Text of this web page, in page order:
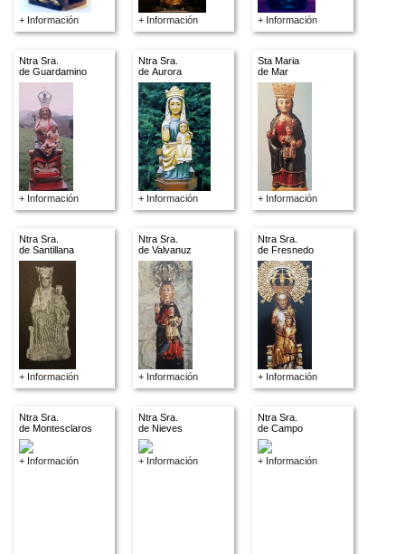
+ Información + Información + Información
Ntra Sra.
de Guardamino
+ Información
Ntra Sra.
de Aurora
+ Información
Sta Maria
de Mar
+ Información
Ntra Sra.
de Santillana
+ Información
Ntra Sra.
de Valvanuz
+ Información
Ntra Sra.
de Fresnedo
+ Información
Ntra Sra.
de Montesclaros
+ Información
Ntra Sra.
de Nieves
+ Información
Ntra Sra.
de Campo
+ Información